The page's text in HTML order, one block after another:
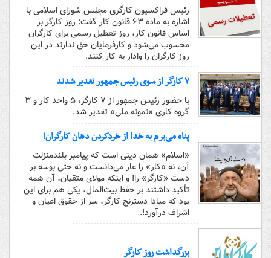
رئیس فراکسیون کارگری مجلس شورای اسلامی با
اشاره به ماده ۶۳ قانون کار گفت: روز کارگر بر
اساس قانون کار، روز تعطیل رسمی برای کارگران
محسوب می‌شود و کارفرمایان حق ندارند در این
روز کارگران را وادار به کار کنند.
۷ کارگر از سوی رئیس جمهور تقدیر شدند
با حضور رئیس جمهور از ۷ کارگر، ۵ واحد کار و ۳
گروه کاری «نمونه ملی» تقدیر شد.
پناه می‌برم به خدا از خردکردن دهان کارگران!
«اسلام» همان دینی است که پیامبر بلندمنزلت
آن، نه «کار» را عار می‌دانست و نه حتی بوسه بر
دست «کارگر» را! و اینکه مولای متقیان، آن همه
تأکید داشتند بر حفظ بیت‌المال، یکی هم برای این
بود که مبادا دسترنج کارگر، سر از حقوق اعیان و
اشراف درآورد!.
بزرگداشت روز کارگر